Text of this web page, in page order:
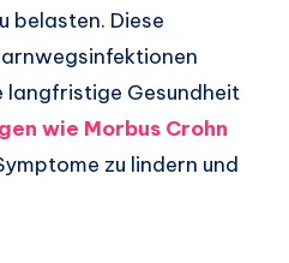
belasten. Diese
langfristige Gesundheit
wie Morbus Crohn
zu lindern und